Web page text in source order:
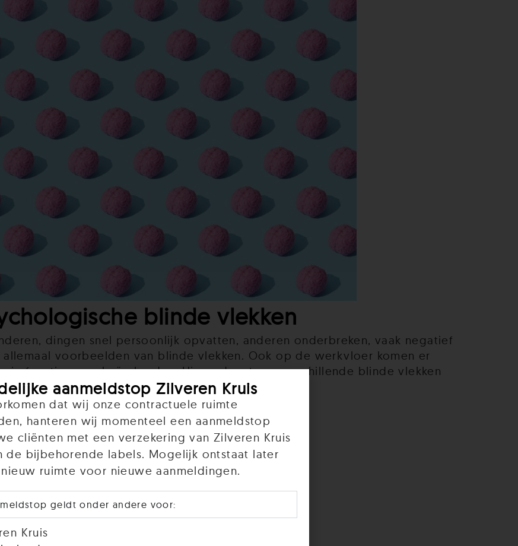
blinde vlekken
dingen snel persoonlijk opvatten, anderen onderbreken, vaak negatief
voorbeelden van blinde vlekken. Ook op de werkvloer komen er
je functioneren beïnvloeden. Hieronder staan verschillende blinde vlekken
aanmeldstop Zilveren Kruis
dat wij onze contractuele ruimte
hanteren wij momenteel een aanmeldstop
cliënten met een verzekering van Zilveren Kruis
de bijbehorende labels. Mogelijk ontstaat later
ruimte voor nieuwe aanmeldingen.
geldt onder andere voor:
Kruis